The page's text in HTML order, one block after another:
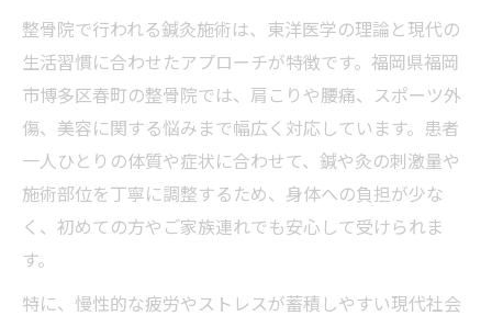
由
整骨院で始める鍼灸ケアのステップガイド
身体の悩みがある方へ整骨院鍼灸のすすめ
整骨院の鍼灸施術で新たな自分を発見しよ
う
症状別にみる整骨院鍼灸施術の特徴一覧
慢性痛改善を目指す整骨院の鍼灸施術の力とは
慢性痛に悩む方へ整骨院鍼灸の選び方
整骨院で行われる鍼灸施術は、東洋医学の理論と現代の
生活習慣に合わせたアプローチが特徴です。福岡県福岡
市博多区春町の整骨院では、肩こりや腰痛、スポーツ外
傷、美容に関する悩みまで幅広く対応しています。患者
一人ひとりの体質や症状に合わせて、鍼や灸の刺激量や
施術部位を丁寧に調整するため、身体への負担が少な
く、初めての方やご家族連れでも安心して受けられま
す。
特に、慢性的な疲労やストレスが蓄積しやすい現代社会